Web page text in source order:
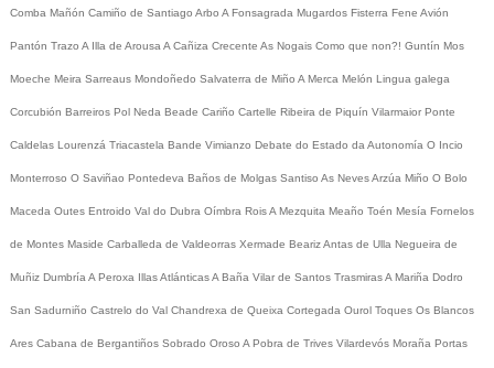
Comba Mañón Camiño de Santiago Arbo A Fonsagrada Mugardos Fisterra Fene Avión
Pantón Trazo A Illa de Arousa A Cañiza Crecente As Nogais Como que non?! Guntín Mos
Moeche Meira Sarreaus Mondoñedo Salvaterra de Miño A Merca Melón Lingua galega
Corcubión Barreiros Pol Neda Beade Cariño Cartelle Ribeira de Piquín Vilarmaior Ponte
Caldelas Lourenzá Triacastela Bande Vimianzo Debate do Estado da Autonomía O Incio
Monterroso O Saviñao Pontedeva Baños de Molgas Santiso As NevesArzúa Miño O Bolo
Maceda Outes Entroido Val do Dubra Oímbra RoisA Mezquita Meaño Toén Mesía Fornelos
de Montes Maside Carballeda de Valdeorras Xermade BearizAntas de Ulla Negueira de
Muñiz Dumbría A Peroxa Illas AtlánticasA Baña Vilar de Santos TrasmirasA Mariña Dodro
San Sadurniño Castrelo do Val Chandrexa de Queixa Cortegada Ourol Toques Os Blancos
Ares Cabana de Bergantiños Sobrado Oroso A Pobra de Trives Vilardevós Moraña Portas